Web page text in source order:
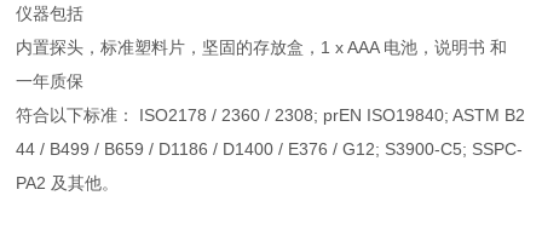
仪器包括
内置探头，标准塑料片，坚固的存放盒，1 x AAA 电池，说明书 和
一年质保
符合以下标准： ISO2178 / 2360 / 2308; prEN ISO19840; ASTM B2
44 / B499 / B659 / D1186 / D1400 / E376 / G12; S3900-C5; SSPC-
PA2 及其他。